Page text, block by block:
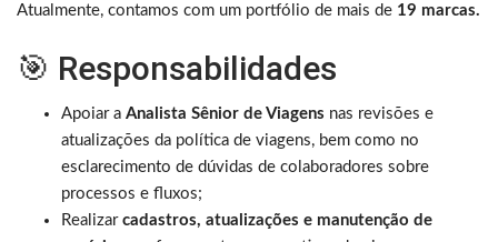
Atualmente, contamos com um portfólio de mais de 19 marcas.
🎯 Responsabilidades
Apoiar a Analista Sênior de Viagens nas revisões e
atualizações da política de viagens, bem como no
esclarecimento de dúvidas de colaboradores sobre
processos e fluxos;
Realizar cadastros, atualizações e manutenção de